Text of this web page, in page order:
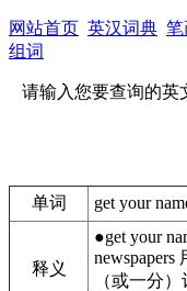
网站首页 英汉词典 笔
组词
请输入您要查询的英
单词 get your
释义
●get your
newspapers
（或一分